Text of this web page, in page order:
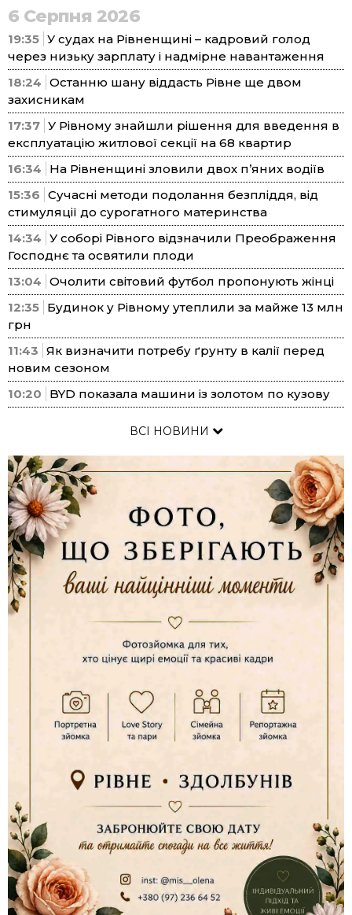
6 Серпня 2026
19:35 У судах на Рівненщині – кадровий голод
через низьку зарплату і надмірне навантаження
18:24 Останню шану віддасть Рівне ще двом
захисникам
17:37 У Рівному знайшли рішення для введення в
експлуатацію житлової секції на 68 квартир
16:34
На Рівненщині зловили двох п’яних водіїв
15:36 Сучасні методи подолання безпліддя, від
стимуляції до сурогатного материнства
14:34 У соборі Рівного відзначили Преображення
Господнє та освятили плоди
13:04 Очолити світовий футбол пропонують жінці
12:35 Будинок у Рівному утеплили за майже 13 млн
грн
11:43 Як визначити потребу ґрунту в калії перед
новим сезоном
10:20
BYD показала машини із золотом по кузову
ВСІ НОВИНИ